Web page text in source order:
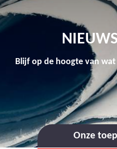
Blijf op de hoogte van
Onze